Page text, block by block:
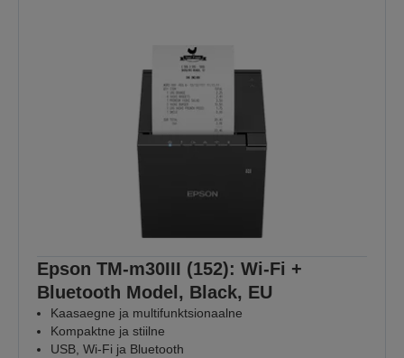
Epson TM-m30III (152): Wi-Fi +
Bluetooth Model, Black, EU
Kaasaegne ja multifunktsionaalne
Kompaktne ja stiilne
USB, Wi-Fi ja Bluetooth